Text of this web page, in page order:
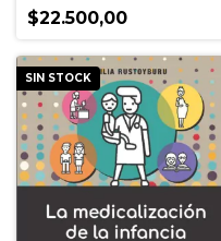
$22.500,00
SIN STOCK